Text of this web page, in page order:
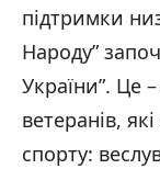
підтримки
Народу”
України”. Це
ветеранів,
спорту: